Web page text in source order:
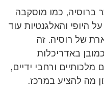
ברוסיה, כמו מוסקבה
היופי והאלגנטיות עוד
של רוסיה. זה
באדריכלות
מלכותיים ורחבי ידיים,
מה להציע במרכז.